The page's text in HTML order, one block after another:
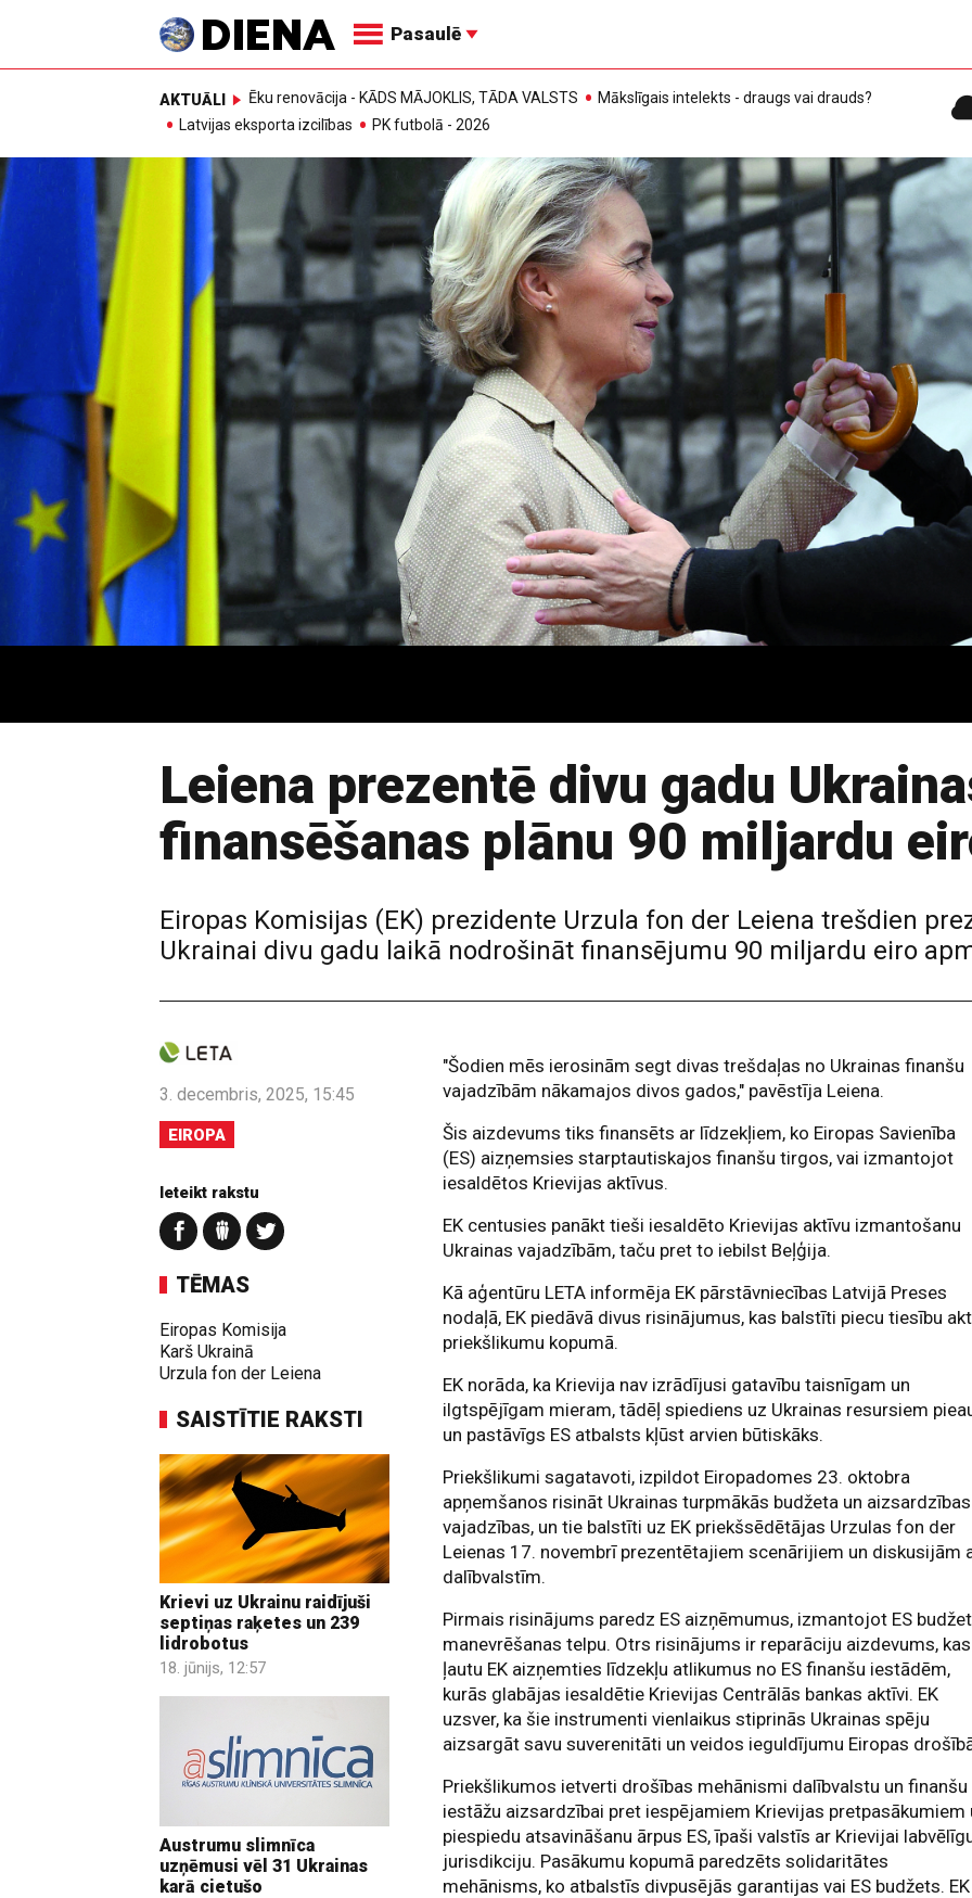
Pasaulē
AKTUĀLI Ēku renovācija - KĀDS MĀJOKLIS, TĀDA VALSTS
Mākslīgais intelekts - draugs vai drauds?
Latvijas eksporta izcilības
PK futbolā - 2026
Leiena prezentē divu gadu
finansēšanas plānu 90 miljardu
Eiropas Komisijas (EK) prezidente Urzula fon der Leiena trešdien
Ukrainai divu gadu laikā nodrošināt finansējumu 90 miljardu eiro
3. decembris, 2025, 15:45
EIROPA
Ieteikt rakstu
TĒMAS
Eiropas Komisija
Karš Ukrainā
Urzula fon der Leiena
SAISTĪTIE RAKSTI
Krievi uz Ukrainu raidījuši
septiņas raķetes un 239
lidrobotus
18. jūnijs, 12:57
Austrumu slimnīca
uzņēmusi vēl 31 Ukrainas
karā cietušo
"Šodien mēs ierosinām segt divas trešdaļas no Ukrainas finanšu
vajadzībām nākamajos divos gados," pavēstīja Leiena.
Šis aizdevums tiks finansēts ar līdzekļiem, ko Eiropas Savienība
(ES) aizņemsies starptautiskajos finanšu tirgos, vai izmantojot
iesaldētos Krievijas aktīvus.
EK centusies panākt tieši iesaldēto Krievijas aktīvu izmantošanu
Ukrainas vajadzībām, taču pret to iebilst Beļģija.
Kā aģentūru LETA informēja EK pārstāvniecības Latvijā Preses
nodaļā, EK piedāvā divus risinājumus, kas balstīti piecu tiesību
priekšlikumu kopumā.
EK norāda, ka Krievija nav izrādījusi gatavību taisnīgam un
ilgtspējīgam mieram, tādēļ spiediens uz Ukrainas resursiem
un pastāvīgs ES atbalsts kļūst arvien būtiskāks.
Priekšlikumi sagatavoti, izpildot Eiropadomes 23. oktobra
apņemšanos risināt Ukrainas turpmākās budžeta un aizsardzības
vajadzības, un tie balstīti uz EK priekšsēdētājas Urzulas fon der
Leienas 17. novembrī prezentētajiem scenārijiem un diskusijām
dalībvalstīm.
Pirmais risinājums paredz ES aizņēmumus, izmantojot ES
manevrēšanas telpu. Otrs risinājums ir reparāciju aizdevums, kas
ļautu EK aizņemties līdzekļu atlikumus no ES finanšu iestādēm,
kurās glabājas iesaldētie Krievijas Centrālās bankas aktīvi. EK
uzsver, ka šie instrumenti vienlaikus stiprinās Ukrainas spēju
aizsargāt savu suverenitāti un veidos ieguldījumu Eiropas
Priekšlikumos ietverti drošības mehānismi dalībvalstu un finanšu
iestāžu aizsardzībai pret iespējamiem Krievijas pretpasākumiem
piespiedu atsavināšanu ārpus ES, īpaši valstīs ar Krievijai
jurisdikciju. Pasākumu kopumā paredzēts solidaritātes
mehānisms, ko atbalstīs divpusējās garantijas vai ES budžets. EK